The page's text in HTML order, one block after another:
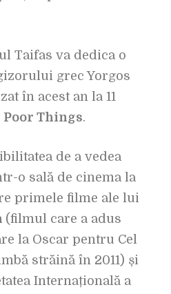
Taifas va dedica o
grec Yorgos
în acest an la 11
Poor Things.
de a vedea
o sală de cinema la
primele filme ale lui
(filmul care a adus
la Oscar pentru Cel
străină în 2011) și
Internațională a